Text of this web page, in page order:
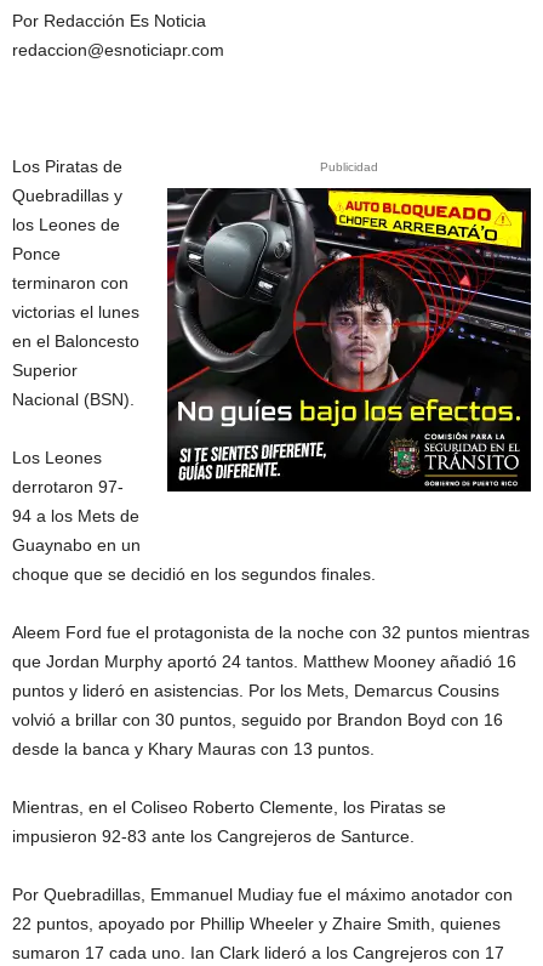
Por Redacción Es Noticia
redaccion@esnoticiapr.com
Publicidad
Los Piratas de
Quebradillas y
los Leones de
Ponce
terminaron con
victorias el lunes
en el Baloncesto
Superior
Nacional (BSN).
Los Leones
derrotaron 97-
94 a los Mets de
Guaynabo en un
choque que se decidió en los segundos finales.
Aleem Ford fue el protagonista de la noche con 32 puntos mientras
que Jordan Murphy aportó 24 tantos. Matthew Mooney añadió 16
puntos y lideró en asistencias. Por los Mets, Demarcus Cousins
volvió a brillar con 30 puntos, seguido por Brandon Boyd con 16
desde la banca y Khary Mauras con 13 puntos.
Mientras, en el Coliseo Roberto Clemente, los Piratas se
impusieron 92-83 ante los Cangrejeros de Santurce.
Por Quebradillas, Emmanuel Mudiay fue el máximo anotador con
22 puntos, apoyado por Phillip Wheeler y Zhaire Smith, quienes
sumaron 17 cada uno. Ian Clark lideró a los Cangrejeros con 17